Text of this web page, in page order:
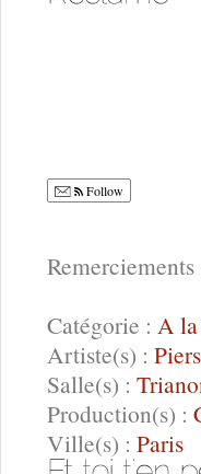
Follow
Catégorie : A la
Artiste(s) :
Salle(s) :
Production(s) :
Ville(s) : Paris